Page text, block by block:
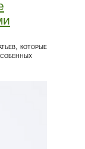
которые